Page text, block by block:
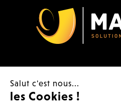
Plus d'infos
Salut c'est nous...
les Cookies !